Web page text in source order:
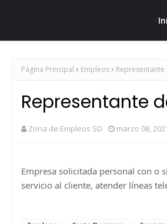
Página Principal Empleos Representante
Representante
Zona de Empleos SD marzo 08,
Empresa solicitada personal con o
servicio al cliente, atender líneas